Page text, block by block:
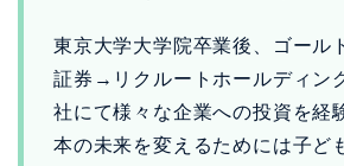
東京大学大学院卒業後、ゴール
証券→リクルートホールディン
社にて様々な企業への投資を経
本の未来を変えるためには子ど